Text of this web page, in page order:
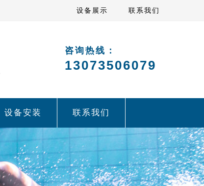
设备展示 联系我们
咨询热线：
13073506079
设备安装 联系我们